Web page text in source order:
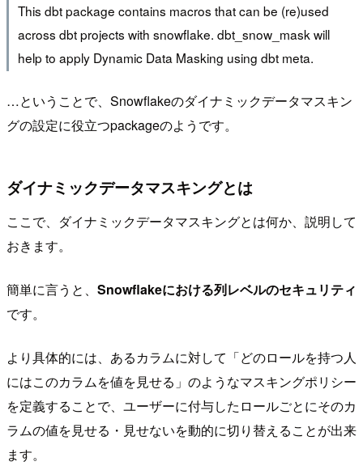
This dbt package contains macros that can be (re)used
across dbt projects with snowflake. dbt_snow_mask will
help to apply Dynamic Data Masking using dbt meta.
…ということで、Snowflakeのダイナミックデータマスキン
グの設定に役立つpackageのようです。
ダイナミックデータマスキングとは
ここで、ダイナミックデータマスキングとは何か、説明して
おきます。
簡単に言うと、 Snowflakeにおける列レベルのセキュリティ
です。
より具体的には、あるカラムに対して「どのロールを持つ人
にはこのカラムを値を見せる」のようなマスキングポリシー
を定義することで、ユーザーに付与したロールごとにそのカ
ラムの値を見せる・見せないを動的に切り替えることが出来
ます。